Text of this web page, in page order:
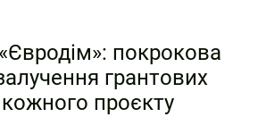
покрокова
грантових
проєкту